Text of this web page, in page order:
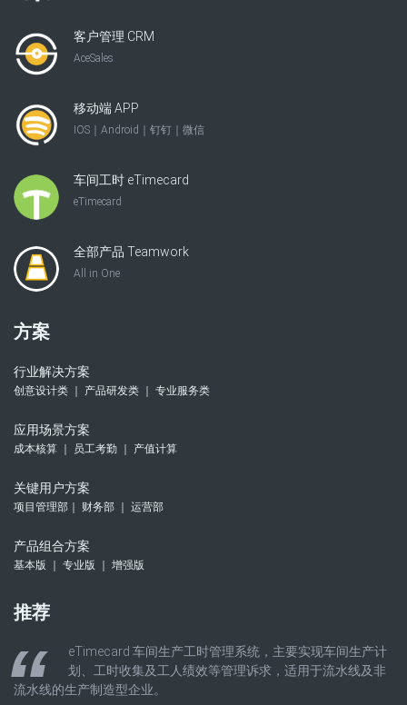
客户管理 CRM
AceSales
移动端 APP
IOS｜Android｜钉钉｜微信
车间工时 eTimecard
eTimecard
全部产品 Teamwork
All in One
方案
行业解决方案
创意设计类 ｜ 产品研发类 ｜ 专业服务类
应用场景方案
成本核算 ｜ 员工考勤 ｜ 产值计算
关键用户方案
项目管理部｜ 财务部 ｜ 运营部
产品组合方案
基本版 ｜ 专业版 ｜ 增强版
推荐
eTimecard 车间生产工时管理系统，主要实现车间生产计
划、工时收集及工人绩效等管理诉求，适用于流水线及非
流水线的生产制造型企业。